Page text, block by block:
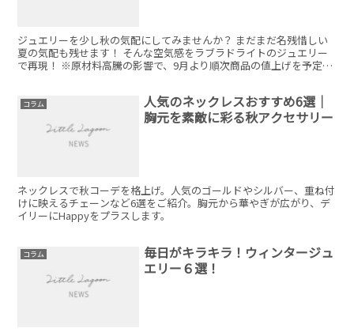
ジュエリーを少し秋の気配にしてみませんか？ まだまだ名残惜しい
夏の気配も残せます！ そんな空気感をラブラドライトのジュエリー
で再現！ ※原材料高騰の影響で、9月より順次商品の値上げを予定し
コラム
人気のネックレスおすすめ6選│
胸元を素敵に彩る秋アクセサリー
ネックレスで秋コーデを格上げ。人気のゴールドやシルバー、重ね付
けに映えるチェーンなど6選をご紹介。胸元から華やぎが広がり、デ
イリーにHappyをプラスします。
コラム
毎日がキラキラ！ウィンタージュ
エリー６選！